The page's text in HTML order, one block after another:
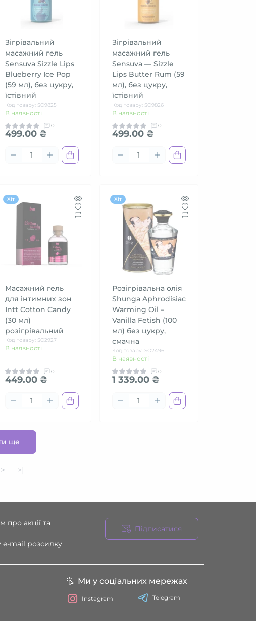
Зігрівальний
масажний гель
Sensuva Sizzle Lips
Blueberry Ice Pop
(59 мл), без цукру,
їстівний
Код товару: SO9825
В наявності
0
499.00 ₴
Зігрівальний
масажний гель
Sensuva — Sizzle
Lips Butter Rum (59
мл), без цукру,
їстівний
Код товару: SO9826
В наявності
0
499.00 ₴
Хіт
Масажний гель
для інтимних зон
Intt Cotton Candy
(30 мл)
розігрівальний
Код товару: SO2927
В наявності
0
449.00 ₴
Хіт
Розігрівальна олія
Shunga Aphrodisiac
Warming Oil –
Vanilla Fetish (100
мл) без цукру,
смачна
Код товару: SO2496
В наявності
0
1 339.00 ₴
ще
> >|
про акції та
e-mail розсилку
Підписатися
Ми у соціальних мережах
Instagram Telegram